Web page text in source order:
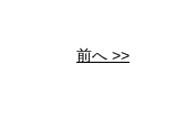
前へ >>